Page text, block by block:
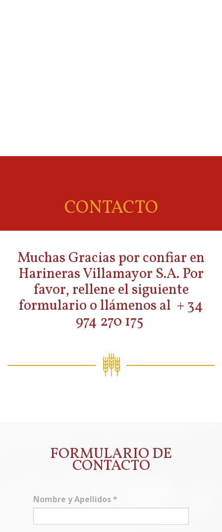
CONTACTO
Muchas Gracias por confiar en
Harineras Villamayor S.A. Por
favor, rellene el siguiente
formulario o llámenos al + 34
974 270 175
FORMULARIO DE
CONTACTO
Nombre y Apellidos*